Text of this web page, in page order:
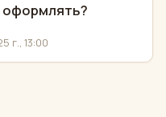
оформлять?
г., 13:00